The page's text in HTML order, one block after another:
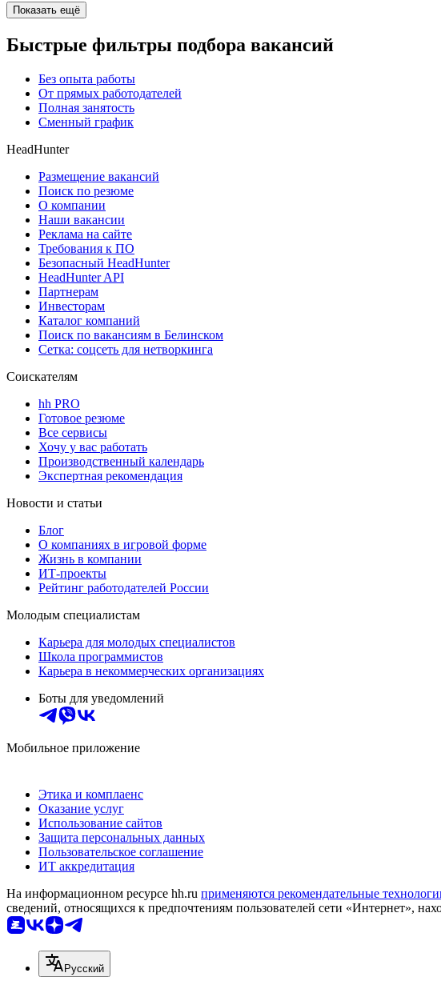
Показать ещё
Быстрые фильтры подбора вакансий
Без опыта работы
От прямых работодателей
Полная занятость
Сменный график
HeadHunter
Размещение вакансий
Поиск по резюме
О компании
Наши вакансии
Реклама на сайте
Требования к ПО
Безопасный HeadHunter
HeadHunter API
Партнерам
Инвесторам
Каталог компаний
Поиск по вакансиям в Белинском
Сетка: соцсеть для нетворкинга
Соискателям
hh PRO
Готовое резюме
Все сервисы
Хочу у вас работать
Производственный календарь
Экспертная рекомендация
Новости и статьи
Блог
О компаниях в игровой форме
Жизнь в компании
ИТ-проекты
Рейтинг работодателей России
Молодым специалистам
Карьера для молодых специалистов
Школа программистов
Карьера в некоммерческих организациях
Боты для уведомлений
Мобильное приложение
Этика и комплаенс
Оказание услуг
Использование сайтов
Защита персональных данных
Пользовательское соглашение
ИТ аккредитация
На информационном ресурсе hh.ru применяются рекомендательные
сведений, относящихся к предпочтениям пользователей сети «Интернет»,
Русский